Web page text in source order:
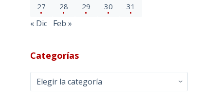
27 28 29 30 31
« Dic Feb »
Categorías
Categorías